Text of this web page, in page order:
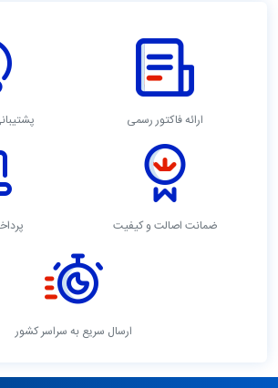
ارائه فاکتور رسمی
ضمانت اصالت و کیفیت
ارسال سریع به سراسر کشور